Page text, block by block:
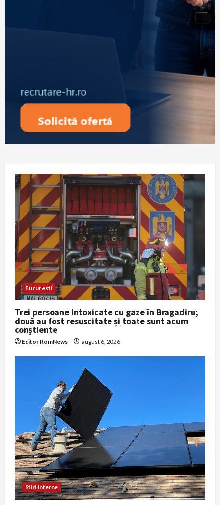
Bucuresti
Trei persoane intoxicate cu gaze în Bragadiru;
două au fost resuscitate și toate sunt acum
conștiente
Editor RomNews august 6, 2026
Stiri interne